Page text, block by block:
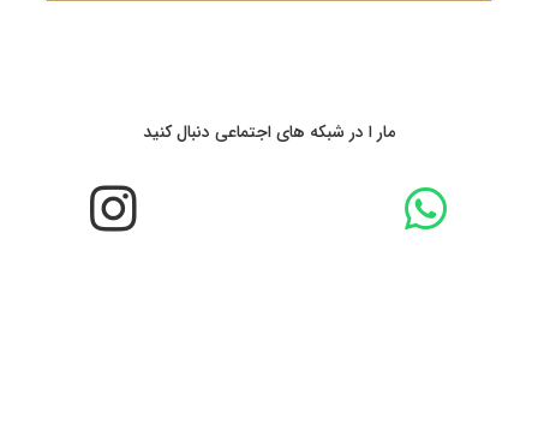
مار ا در شبکه های اجتماعی دنبال کنید